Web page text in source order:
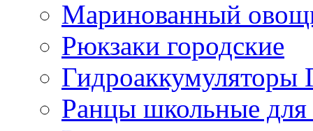
Маринованный
Рюкзаки городские
Ранцы школьные